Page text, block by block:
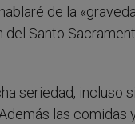
de la
Santo
seriedad, incluso
las comidas